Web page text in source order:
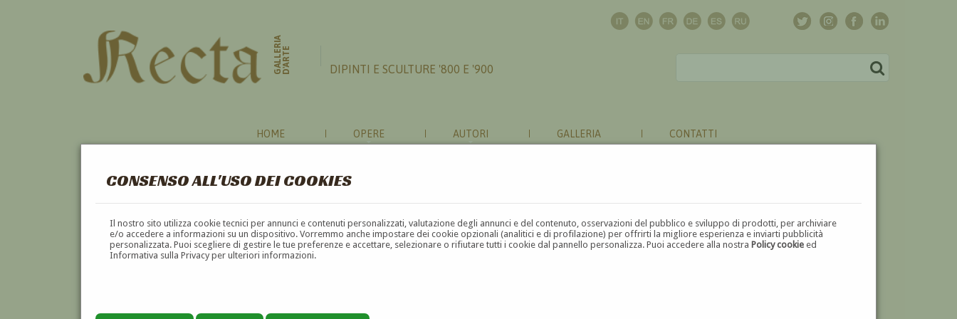
CONSENSO ALL'USO DEI COOKIES
Il nostro sito utilizza cookie tecnici per annunci e contenuti personalizzati, valutazione degli annunci e del contenuto, osservazioni del pubblico e sviluppo di prodotti, per archiviare
e/o accedere a informazioni su un dispositivo. Vorremmo anche impostare dei cookie opzionali (analitici e di profilazione) per offrirti la migliore esperienza e inviarti pubblicità
personalizzata. Puoi scegliere di gestire le tue preferenze e accettare, selezionare o rifiutare tutti i cookie dal pannello personalizza. Puoi accedere alla nostraPolicy cookie ed
Informativa sulla Privacy per ulteriori informazioni.
GALLERIAD'ARTE DIPINTI E SCULTURE '800 E '900
HOME OPERE AUTORI GALLERIA CONTATTI
LAVANDAIE
A B C D E F G H I J K L M N O P Q R S T U V W X Y Z ⬅